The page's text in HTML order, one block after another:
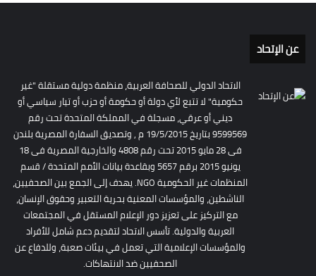
عن الإتحاد
الاتحاد الدولي للصحافة العربية، منظمة دولية مستقلة "غير
حكومية" لا تتبع لأي دولة أو حكومة أو حزب أو تيار سياسي أو
ديني أو عرقي، مسجلة في المملكة المتحدة تحت رقم
9599569 بتاريخ 19/5/2015 م , وتصديق السفارة المصرية بلندن
فى 28 مايو 2015 تحت رقم 4808 والخارجية المصرية فى 18
يونيو 2015 برقم 5657 وبقاعدة بيانات الأمم المتحدة / قسم
المنظمات غير الحكومية NGO. يهدف إلى الجمع بين الصحفيين،
الناشطين، والمؤسسات المعنية بحرية التعبير وحقوق الإنسان،
مع التركيز على تعزيز دور الإعلام المستقل في المجتمعات
العربية والدولية. تأسس الاتحاد لتقديم دعم شامل للأفراد
والمؤسسات الإعلامية التي تعمل في بيئات صعبة، وللدفاع عن
الصحفيين ضد الانتهاكات.